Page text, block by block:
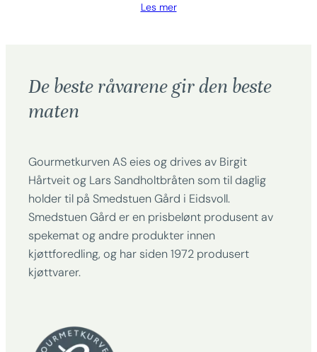
Les mer
De beste råvarene gir den beste
maten
Gourmetkurven AS eies og drives av Birgit
Hårtveit og Lars Sandholtbråten som til daglig
holder til på Smedstuen Gård i Eidsvoll.
Smedstuen Gård er en prisbelønt produsent av
spekemat og andre produkter innen
kjøttforedling, og har siden 1972 produsert
kjøttvarer.